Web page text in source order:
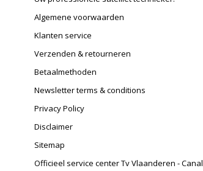
Algemene voorwaarden
Klanten service
Verzenden & retourneren
Betaalmethoden
Newsletter terms & conditions
Privacy Policy
Disclaimer
Sitemap
Officieel service center Tv Vlaanderen - Canal